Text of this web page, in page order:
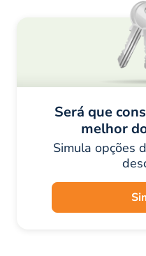
Será que
melhor
Simula opções